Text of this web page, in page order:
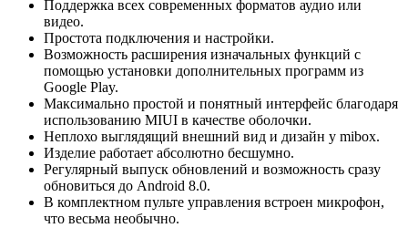
Поддержка всех современных форматов аудио или
видео.
Простота подключения и настройки.
Возможность расширения изначальных функций с
помощью установки дополнительных программ из
Google Play.
Максимально простой и понятный интерфейс благодаря
использованию MIUI в качестве оболочки.
Неплохо выглядящий внешний вид и дизайн у mibox.
Изделие работает абсолютно бесшумно.
Регулярный выпуск обновлений и возможность сразу
обновиться до Android 8.0.
В комплектном пульте управления встроен микрофон,
что весьма необычно.